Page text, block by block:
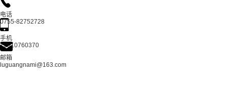
电话
0755-82752728
手机
13510760370
邮箱
luguangnami@163.com